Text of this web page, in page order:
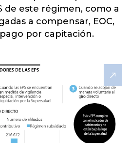
de este régimen, como a
a compensar, EOC,
por capitación.